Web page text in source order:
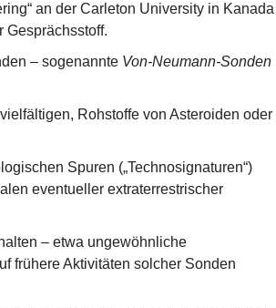
an der Carleton University in Kanada
Gesprächsstoff.
– sogenannte Von-Neumann-Sonden
Rohstoffe von Asteroiden oder
Spuren („Technosignaturen“)
eventueller extraterrestrischer
– etwa ungewöhnliche
frühere Aktivitäten solcher Sonden